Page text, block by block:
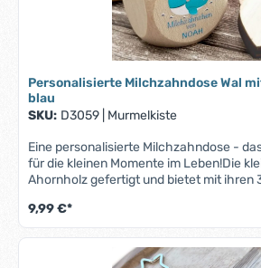
Personalisierte Milchzahndose Wal
blau
SKU: D3059 Murmelkiste
Eine personalisierte Milchzahndose -
für die kleinen Momente im Leben!Die
Ahornholz gefertigt und bietet mit ihren
Deines Kindes. Der sichere
kleinen Schätze sicher auf.Ob zur
oder einfach als kleine Aufmerksamkeit –
Milchzahndose ist eine zauberhafte
9,99 €*